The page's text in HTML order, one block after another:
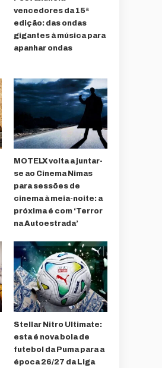
vencedores da 15ª
edição: das ondas
gigantes à música para
apanhar ondas
MOTELX volta a juntar-
se ao Cinema Nimas
para sessões de
cinema à meia-noite: a
próxima é com ‘Terror
na Autoestrada’
Stellar Nitro Ultimate:
esta é nova bola de
futebol da Puma para a
época 26/27 da Liga